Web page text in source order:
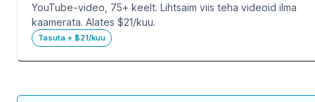
YouTube-video, 75+ keelt. Lihtsaim viis teha videoid ilma
kaamerata. Alates $21/kuu.
Tasuta + $21/kuu